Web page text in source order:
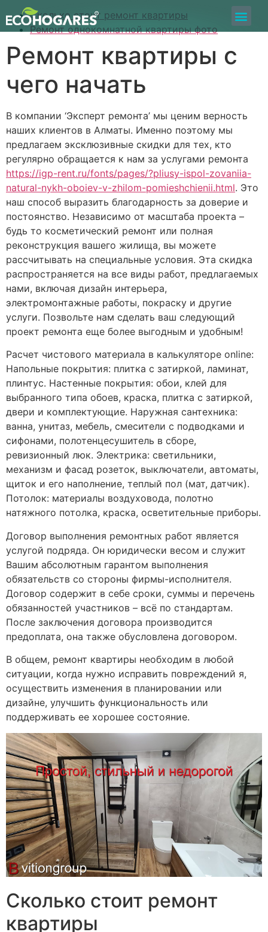
Сколько стоит ремонт квартиры
Ремонт однокомнатной квартиры фото
Ремонт квартиры с
чего начать
В компании ‘Эксперт ремонта’ мы ценим верность
наших клиентов в Алматы. Именно поэтому мы
предлагаем эксклюзивные скидки для тех, кто
регулярно обращается к нам за услугами ремонта
https://igp-rent.ru/fonts/pages/?pliusy-ispol-zovaniia-
natural-nykh-oboiev-v-zhilom-pomieshchienii.html. Это
наш способ выразить благодарность за доверие и
постоянство. Независимо от масштаба проекта –
будь то косметический ремонт или полная
реконструкция вашего жилища, вы можете
рассчитывать на специальные условия. Эта скидка
распространяется на все виды работ, предлагаемых
нами, включая дизайн интерьера,
электромонтажные работы, покраску и другие
услуги. Позвольте нам сделать ваш следующий
проект ремонта еще более выгодным и удобным!
Расчет чистового материала в калькуляторе online:
Напольные покрытия: плитка с затиркой, ламинат,
плинтус. Настенные покрытия: обои, клей для
выбранного типа обоев, краска, плитка с затиркой,
двери и комплектующие. Наружная сантехника:
ванна, унитаз, мебель, смесители с подводками и
сифонами, полотенцесушитель в сборе,
ревизионный люк. Электрика: светильники,
механизм и фасад розеток, выключатели, автоматы,
щиток и его наполнение, теплый пол (мат, датчик).
Потолок: материалы воздуховода, полотно
натяжного потолка, краска, осветительные приборы.
Договор выполнения ремонтных работ является
услугой подряда. Он юридически весом и служит
Вашим абсолютным гарантом выполнения
обязательств со стороны фирмы-исполнителя.
Договор содержит в себе сроки, суммы и перечень
обязанностей участников – всё по стандартам.
После заключения договора производится
предоплата, она также обусловлена договором.
В общем, ремонт квартиры необходим в любой
ситуации, когда нужно исправить повреждений я,
осуществить изменения в планировании или
дизайне, улучшить функциональность или
поддерживать ее хорошее состояние.
Сколько стоит ремонт
квартиры